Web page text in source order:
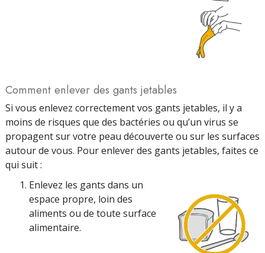
Comment enlever des gants jetables
Si vous enlevez correctement vos gants jetables, il y a
moins de risques que des bactéries ou qu’un virus se
propagent sur votre peau découverte ou sur les surfaces
autour de vous. Pour enlever des gants jetables, faites ce
qui suit :
Enlevez les gants dans un
espace propre, loin des
aliments ou de toute surface
alimentaire.